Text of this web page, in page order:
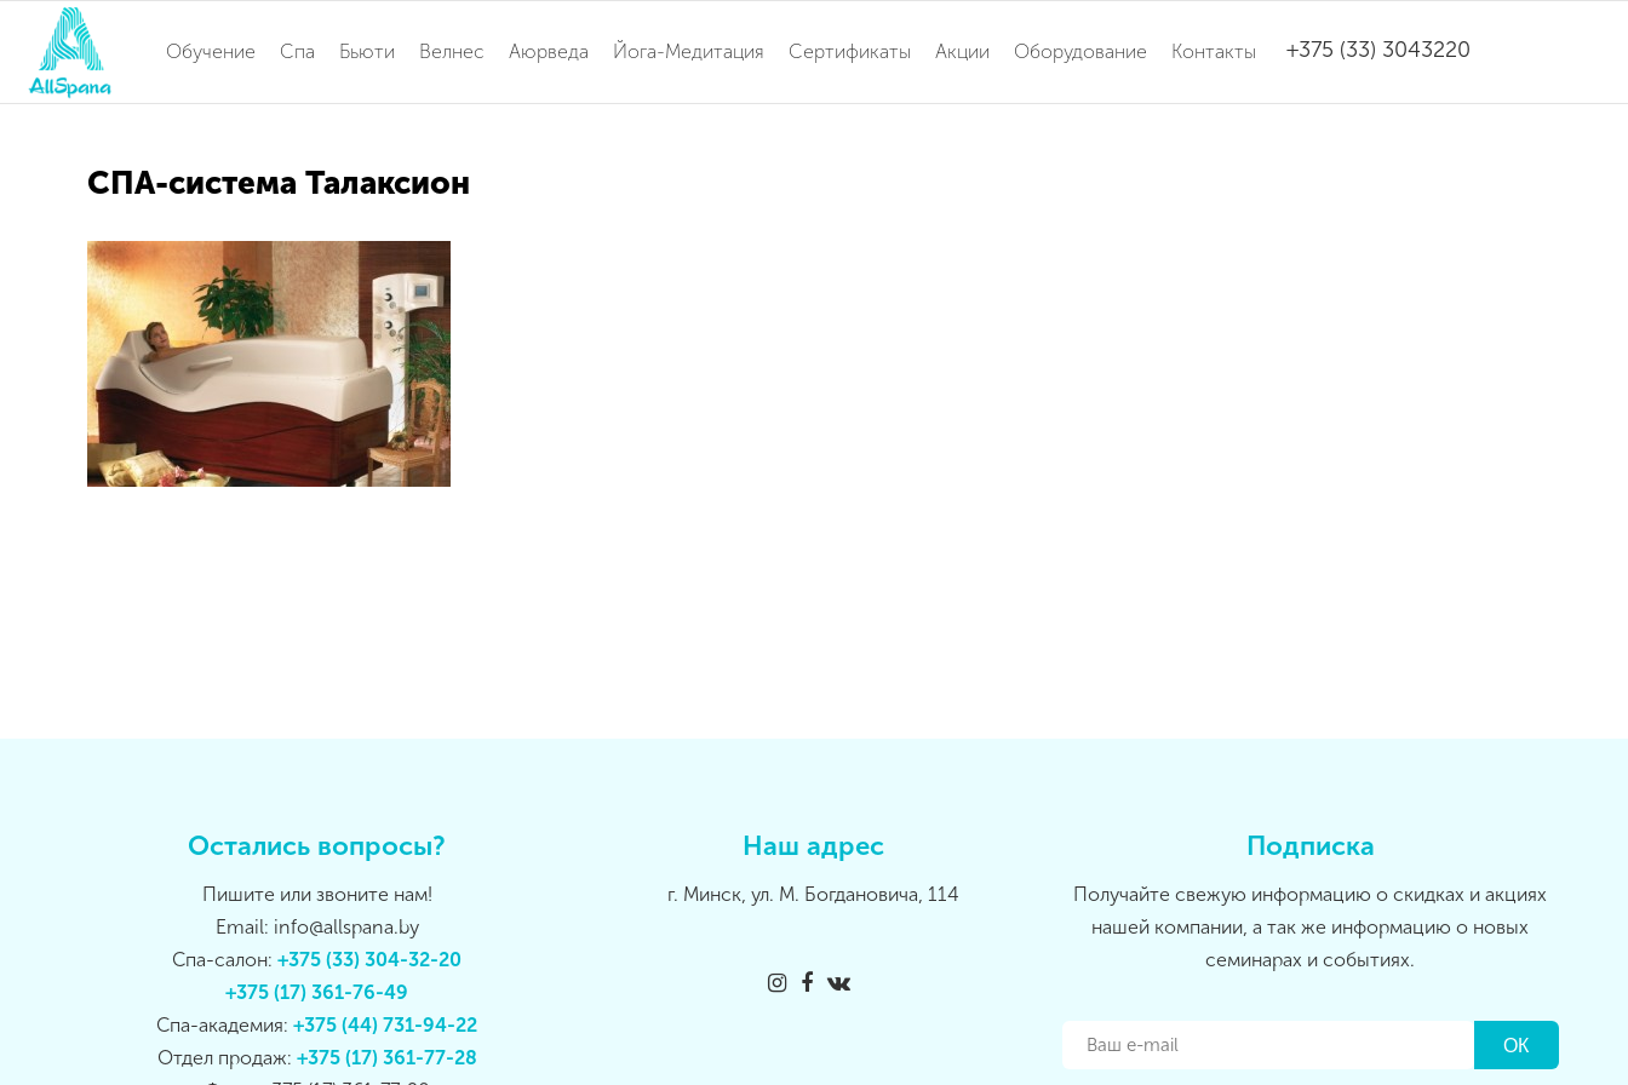
Обучение Спа Бьюти Велнес Аюрведа Йога-Медитация Сертификаты Акции Оборудование Контакты +375 (33) 3043220
СПА-система Талаксион
Остались вопросы?
Пишите или звоните нам!
Email: info@allspana.by
Спа-салон:+375 (33) 304-32-20
+375 (17) 361-76-49
Спа-академия:+375 (44) 731-94-22
Отдел продаж: +375 (17) 361-77-28
Наш адрес
г. Минск, ул. М. Богдановича, 114
Подписка
Получайте свежую информацию о скидках и акциях
нашей компании, а так же информацию о новых
семинарах и событиях.